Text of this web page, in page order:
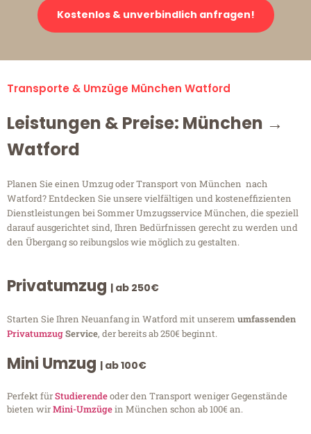
Kostenlos & unverbindlich anfragen!
Transporte & Umzüge München Watford
Leistungen & Preise: München →
Watford
Planen Sie einen Umzug oder Transport von München nach
Watford? Entdecken Sie unsere vielfältigen und kosteneffizienten
Dienstleistungen bei Sommer Umzugsservice München, die speziell
darauf ausgerichtet sind, Ihren Bedürfnissen gerecht zu werden und
den Übergang so reibungslos wie möglich zu gestalten.
Privatumzug | ab 250€
Starten Sie Ihren Neuanfang in Watford mit unserem umfassenden
PrivatumzugService, der bereits ab 250€ beginnt.
Mini Umzug | ab 100€
Perfekt fürStudierendeoder den Transport weniger Gegenstände
bieten wirMini-Umzügein München schon ab 100€ an.